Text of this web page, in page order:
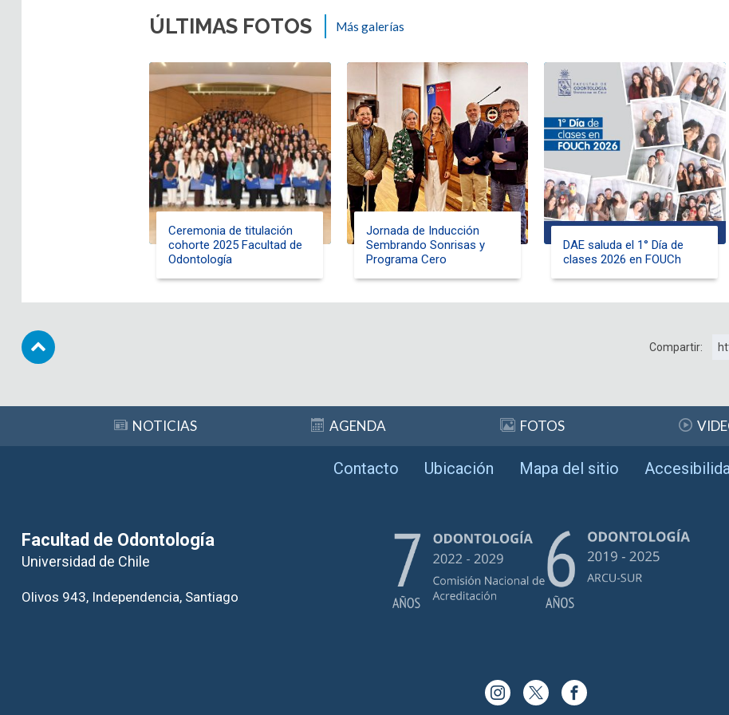
ÚLTIMAS FOTOS Más galerías
Ceremonia de titulación
cohorte 2025 Facultad de
Odontología
Jornada de Inducción
Sembrando Sonrisas y
Programa Cero
DAE saluda el 1° Día de
clases 2026 en FOUCh
Compartir:
NOTICIAS AGENDA FOTOS
Contacto Ubicación Mapa del sitio
Facultad de Odontología
Universidad de Chile
Olivos 943, Independencia, Santiago